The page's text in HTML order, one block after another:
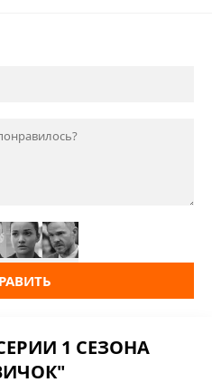
1 СЕЗОНА